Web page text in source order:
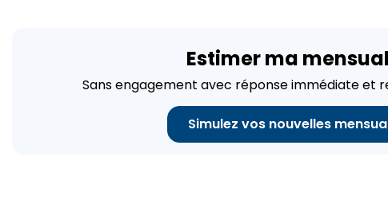
Estimer ma
Sans engagement avec réponse immédiate et
Simulez vos nouvelles